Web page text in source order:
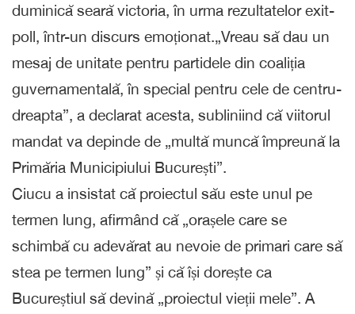
duminică seară victoria, în urma rezultatelor exit-
poll, într-un discurs emoționat.„Vreau să dau un
mesaj de unitate pentru partidele din coaliția
guvernamentală, în special pentru cele de centru-
dreapta”, a declarat acesta, subliniind că viitorul
mandat va depinde de „multă muncă împreună la
Primăria Municipiului București”.
Ciucu a insistat că proiectul său este unul pe
termen lung, afirmând că „orașele care se
schimbă cu adevărat au nevoie de primari care să
stea pe termen lung” și că își dorește ca
Bucureștiul să devină „proiectul vieții mele”. A